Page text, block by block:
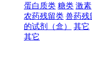
蛋白质类 糖类 激素
农药残留类 兽药残
的试剂（盒）
其它
其它